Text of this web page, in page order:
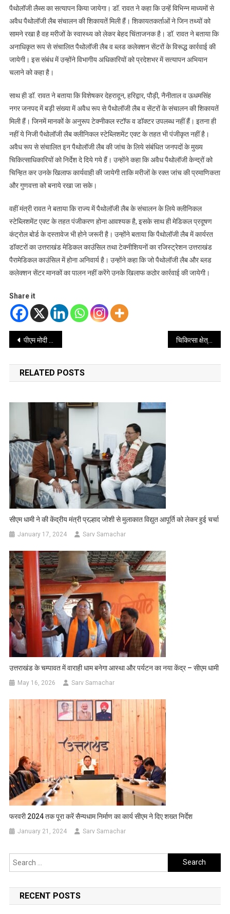
पैथोलॉजी लैब्स का सत्यापन किया जायेगा। डॉ. रावत ने कहा कि उन्हें विभिन्न माध्यमों से
अवैध पैथोलॉजी लैब संचालन की शिकायतें मिली हैं। शिकायतकर्ताओं ने जिन तथ्यों को
सामने रखा है वह मरीजों के स्वास्थ्य को लेकर बेहद चिंताजनक है। डॉ. रावत ने बताया कि
अनाधिकृत रूप से संचालित पैथोलॉजी लैब व ब्लड कलेक्शन सेंटरों के विरूद्ध कार्रवाई की
जायेगी। इस संबंध में उन्होंने विभागीय अधिकारियों को प्रदेशभर में सत्यापन अभियान
चलाने को कहा है।
साथ ही डॉ. रावत ने बताया कि विशेषकर देहरादून, हरिद्वार, पौड़ी, नैनीताल व ऊधमसिंह
नगर जनपद में बड़ी संख्या में अवैध रूप से पैथोलॉजी लैब व सेंटरों के संचालन की शिकायतें
मिली हैं। जिनमें मानकों के अनुरूप टेक्नीकल स्टॉफ व डॉक्टर उपलब्ध नहीं हैं। इतना ही
नहीं ये निजी पैथोलॉजी लैब क्लीनिकल स्टेब्लिशमेंट एक्ट के तहत भी पंजीकृत नहीं है।
अवैध रूप से संचालित इन पैथोलॉजी लैब की जांच के लिये संबंधित जनपदों के मुख्य
चिकित्साधिकारियों को निर्देश दे दिये गये हैं। उन्होंने कहा कि अवैध पैथोलॉजी केन्द्रों को
चिन्हित कर उनके खिलाफ कार्यवाही की जायेगी ताकि मरीजों के रक्त जांच की प्रमाणिकता
और गुणवत्ता को बनाये रखा जा सके।
वहीं मंत्री रावत ने बताया कि राज्य में पैथोलॉजी लैब के संचालन के लिये क्लीनिकल
स्टेब्लिशमेंट एक्ट के तहत पंजीकरण होना आवश्यक है, इसके साथ ही मेडिकल प्रदूषण
कंट्रोल बोर्ड के दस्तावेज भी होने जरूरी है। उन्होंने बताया कि पैथोलॉजी लैब में कार्यरत
डॉक्टरों का उत्तराखंड मेडिकल काउंसिल तथा टेक्नीशियनों का रजिस्ट्रेशन उत्तराखंड
पैरामेडिकल काउंसिल में होना अनिवार्य है। उन्होंने कहा कि जो पैथोलॉजी लैब और ब्लड
कलेक्शन सेंटर मानकों का पालन नहीं करेंगे उनके खिलाफ कठोर कार्रवाई की जायेगी।
Share it
Post
navigation
पीएम मोदी और सीएम धामी के नेतृत्व में प्रदेश का हो रहा है चौमुखी विकास – रेखा आर्या
RELATED POSTS
सीएम धामी ने की केंद्रीय मंत्री प्रल्हाद जोशी से मुलाकात विद्युत आपूर्ति को लेकर हुई चर्चा
January 17, 2024 Sarv Samachar
उत्तराखंड के चम्पावत में वाराही धाम बनेगा आस्था और पर्यटन का नया केंद्र – सीएम धामी
May 16, 2026 Sarv Samachar
फरवरी 2024 तक पूरा करें सैन्यधाम निर्माण का कार्य सीएम ने दिए शख्त निर्देश
January 21, 2024 Sarv Samachar
Search
for:
RECENT POSTS